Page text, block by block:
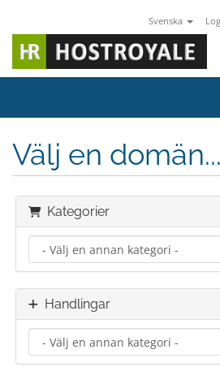
Svenska
Välj en domän...
Kategorier
Handlingar